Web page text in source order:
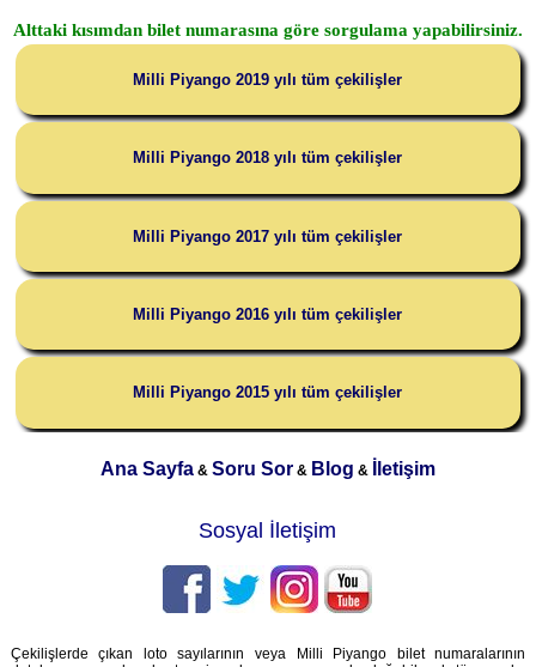
Alttaki kısımdan bilet numarasına göre sorgulama yapabilirsiniz.
Milli Piyango 2019 yılı tüm çekilişler
Milli Piyango 2018 yılı tüm çekilişler
Milli Piyango 2017 yılı tüm çekilişler
Milli Piyango 2016 yılı tüm çekilişler
Milli Piyango 2015 yılı tüm çekilişler
Ana Sayfa& Soru Sor& Blog & İletişim
Sosyal İletişim
Çekilişlerde çıkan loto sayılarının veya Milli Piyango bilet numaralarının